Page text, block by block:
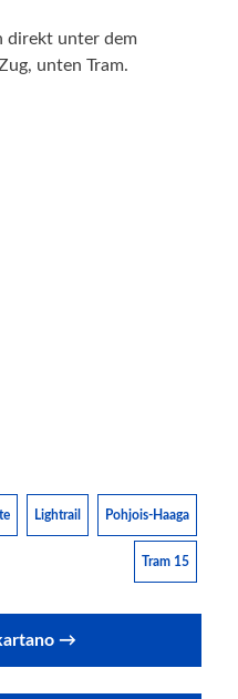
direkt unter dem
unten Tram.
Lightrail Pohjois-Haaga
Tram 15
→